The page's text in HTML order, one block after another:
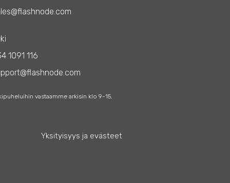
1091 116
vastaamme arkisin klo 9-15.
Yksityisyys ja evästeet